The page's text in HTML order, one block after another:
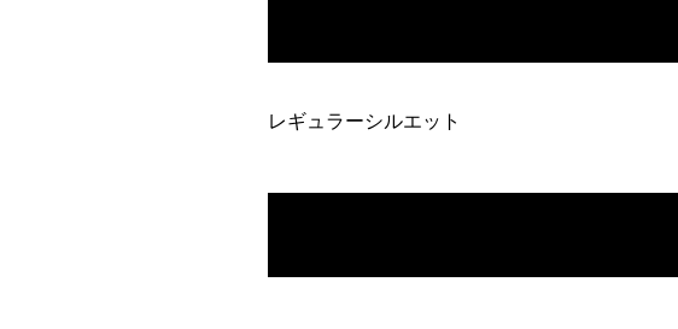
レギュラーシルエット